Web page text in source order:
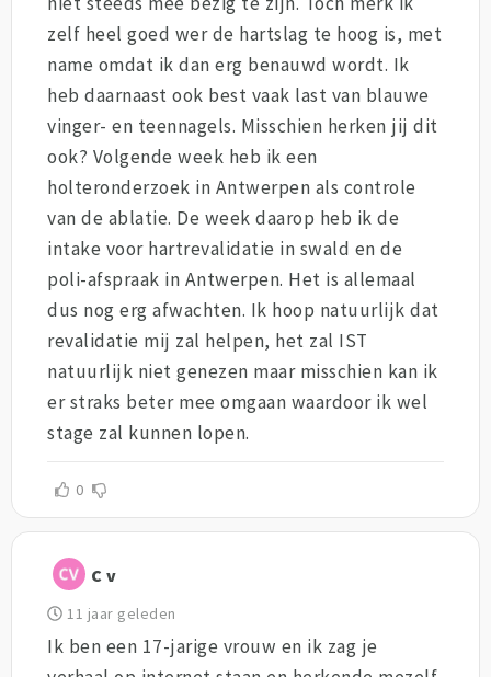
zelf heel goed wer de hartslag te hoog is, met
name omdat ik dan erg benauwd wordt. Ik
heb daarnaast ook best vaak last van blauwe
vinger- en teennagels. Misschien herken jij dit
ook? Volgende week heb ik een
holteronderzoek in Antwerpen als controle
van de ablatie. De week daarop heb ik de
intake voor hartrevalidatie in swald en de
poli-afspraak in Antwerpen. Het is allemaal
dus nog erg afwachten. Ik hoop natuurlijk dat
revalidatie mij zal helpen, het zal IST
natuurlijk niet genezen maar misschien kan ik
er straks beter mee omgaan waardoor ik wel
stage zal kunnen lopen.
0
C v
11 jaar geleden
Ik ben een 17-jarige vrouw en ik zag je